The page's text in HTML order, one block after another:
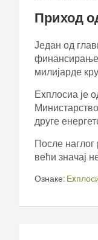
Приход
Један од
финансирање
милијарде
Еxплосиа је
друге
После
већи значај
Ознаке: